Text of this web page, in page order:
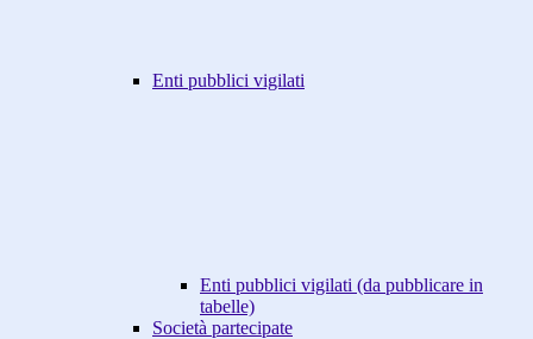
Enti pubblici vigilati
Enti pubblici vigilati (da pubblicare in
tabelle)
Società partecipate